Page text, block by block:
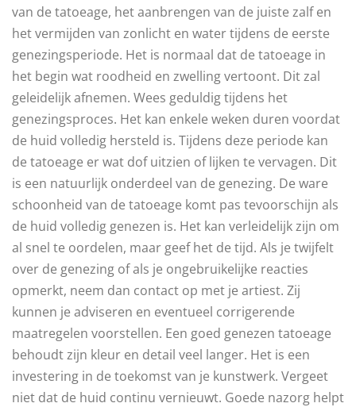
van de tatoeage, het aanbrengen van de juiste zalf en
het vermijden van zonlicht en water tijdens de eerste
genezingsperiode. Het is normaal dat de tatoeage in
het begin wat roodheid en zwelling vertoont. Dit zal
geleidelijk afnemen. Wees geduldig tijdens het
genezingsproces. Het kan enkele weken duren voordat
de huid volledig hersteld is. Tijdens deze periode kan
de tatoeage er wat dof uitzien of lijken te vervagen. Dit
is een natuurlijk onderdeel van de genezing. De ware
schoonheid van de tatoeage komt pas tevoorschijn als
de huid volledig genezen is. Het kan verleidelijk zijn om
al snel te oordelen, maar geef het de tijd. Als je twijfelt
over de genezing of als je ongebruikelijke reacties
opmerkt, neem dan contact op met je artiest. Zij
kunnen je adviseren en eventueel corrigerende
maatregelen voorstellen. Een goed genezen tatoeage
behoudt zijn kleur en detail veel langer. Het is een
investering in de toekomst van je kunstwerk. Vergeet
niet dat de huid continu vernieuwt. Goede nazorg helpt